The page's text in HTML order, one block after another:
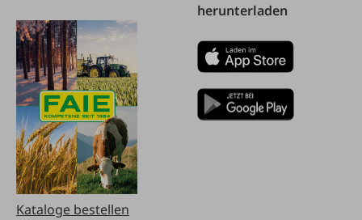
Kataloge bestellen
herunterladen